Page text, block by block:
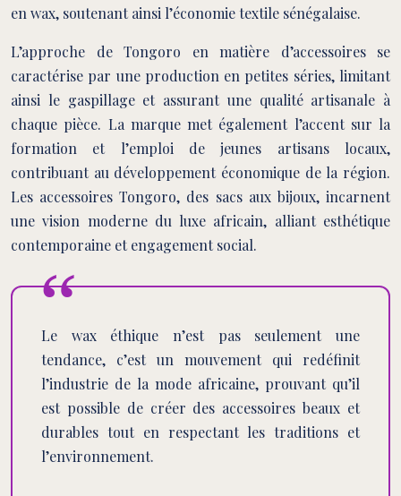
en wax, soutenant ainsi l’économie textile sénégalaise.
L’approche de Tongoro en matière d’accessoires se
caractérise par une production en petites séries, limitant
ainsi le gaspillage et assurant une qualité artisanale à
chaque pièce. La marque met également l’accent sur la
formation et l’emploi de jeunes artisans locaux,
contribuant au développement économique de la région.
Les accessoires Tongoro, des sacs aux bijoux, incarnent
une vision moderne du luxe africain, alliant esthétique
contemporaine et engagement social.
Le wax éthique n’est pas seulement une
tendance, c’est un mouvement qui redéfinit
l’industrie de la mode africaine, prouvant qu’il
est possible de créer des accessoires beaux et
durables tout en respectant les traditions et
l’environnement.